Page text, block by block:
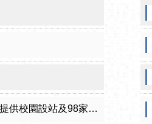
98家合約院所接種服務